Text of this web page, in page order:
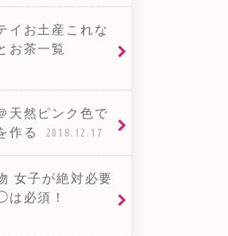
イお土産これな
お茶一覧
天然ピンク色で
作る
2018.12.17
女子が絶対必要
必須！